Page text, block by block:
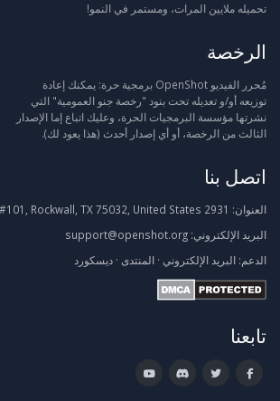
تحميله ملايين المرات، ومستمر في النمو!
الرخصة
مُحرر الفيديو OpenShot برمجية حرة: يمكنك إعادة
توزيعه أو/و تعديله تحت بنود "رخصة جنو العمومية" التي
نشرتها مؤسسة البرمجيات الحرة، وعليك اتباع إما الإصدار
الثالث من الرخصة، أو أي إصدار أحدث (هذا يعود لك).
اتصل بنا
العنوان:
البريد الإلكتروني: support@openshot.org
الدعم: البريد الإلكتروني · المنتدى · ديسكورد
تابعنا